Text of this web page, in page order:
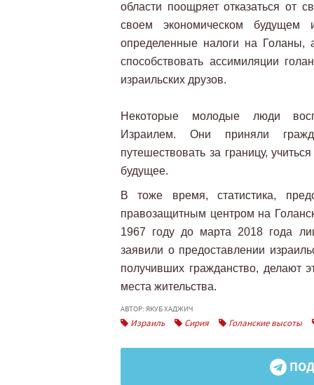
области поощряет отказаться от
своем экономическом будущем
определенные налоги на Голаны,
способствовать ассимиляции
израильских друзов.
Некоторые молодые люди
Израилем. Они приняли
путешествовать за границу,
будущее.
В тоже время, статистика,
правозащитным центром на
1967 году до марта 2018 года
заявили о предоставлении
получивших гражданство, делают
места жительства.
АВТОР: ЯКУБ ХАДЖИЧ
Израиль Сирия Голанские высоты